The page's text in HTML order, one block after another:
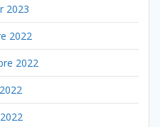
2023
2022
2022